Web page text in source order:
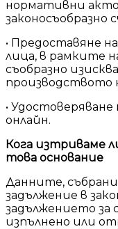
нормативни
законосъобразно
• Предоставяне
лица, в рамките
съобразно
производството
•
онлайн.
Кога изтриваме
това основание
Данните,
задължение в
задължението за
изпълнено или